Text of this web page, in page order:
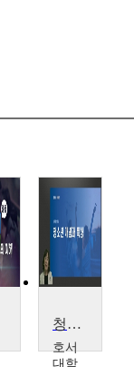
청소년이해론
호서
대학